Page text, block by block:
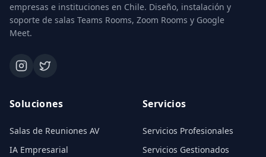
empresas e instituciones en Chile. Diseño, instalación y
soporte de salas Teams Rooms, Zoom Rooms y Google
Meet.
Soluciones
Salas de Reuniones AV
IA Empresarial
Servicios
Servicios Profesionales
Servicios Gestionados